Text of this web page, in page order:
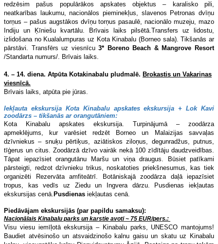
redzēsim pašus populārākos apskates objektus – karalisko pili,
neatkarības laukumu, nacionālos pieminekļus, slavenos Petronas dvīņu
torņus – pašus augstākos dvīņu torņus pasaulē, nacionālo muzeju, mazo
Indiju un Ķīniešu kvartālu. Brīvais laiks pilsētā.Transfers uz lidostu,
izlidošana no Kualalumpuras uz Kota Kinabalu (Borneo sala). Tikšanās ar
pārstāvi. Transfērs uz viesnīcu3* Boreno Beach & Mangrove Resort
/Standarta numurs/. Brīvais laiks.
4. – 14. diena. Atpūta Kotakinabalu pludmalē. Brokastis un Vakariņas
viesnīcā.
Brīvais laiks, atpūta pie jūras.
Iekļauta ekskursija Kota Kinabalu apskates ekskursija + Lok Kavi
zoodārzs – tikšanās ar orangutāniem:
Kota Kinabalu apskates ekskursija. Turpinājumā – zoodārza
apmeklējums, kur varēsiet redzēt Borneo un Malaizijas savvaļas
dzīvniekus – snuķu pērtiķus, aziātiskos ziloņus, degunradžus, putnus,
tīģerus un citus. Zoodārzā dzīvo vairāk nekā 100 zīdītāju daudzveidības.
Tāpat iepazīsiet orangutānu Maršu un viņa draugus. Būsiet patīkami
pārsteigti, redzot dzīvnieku trikus, noskatoties priekšnesumus, kas tiek
organizēti Rezervāta amfiteātrī. Botāniskajā zoodārza daļā iepazīsiet
tropus, kas vedīs uz Ziedu un Ingvera dārzu. Pusdienas iekļautas
ekskursijas cenā. Pusdienas iekļautas cenā.
Piedāvājam ekskursijās (par papildu samaksu):
Nacionālais Kinabalu parks un karstie avoti ~ 75 EUR/pers.:
Visu viesu iemīļotā ekskursija – Kinabalu parks, UNESCO mantojums!
Baudiet atvēsinošo un atsvaidzinošo kalnu gaisu un skatu uz Kinabalu